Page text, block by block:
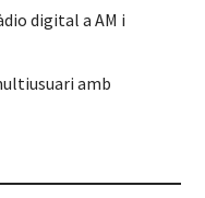
digital a AM i
amb